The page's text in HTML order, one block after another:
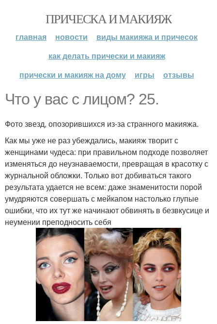
ПРИЧЕСКА И МАКИЯЖ
главная новости
виды макияжа и причесок
как делать прически и макияж
прически и макияж на дому
игры отзывы
Что у вас с лицом? 25.
Фото звезд, опозорившихся из-за странного макияжа.
Как мы уже не раз убеждались, макияж творит с
женщинами чудеса: при правильном подходе позволяет
изменяться до неузнаваемости, превращая в красотку с
журнальной обложки. Только вот добиваться такого
результата удается не всем: даже знаменитости порой
умудряются совершать с мейкапом настолько глупые
ошибки, что их тут же начинают обвинять в безвкусице и
неумении преподносить себя